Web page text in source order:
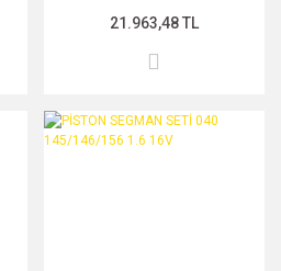
21.963,48 TL